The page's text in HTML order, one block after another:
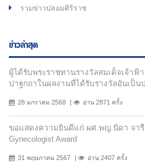
รวมข่าวปลอมศิริราช
ข่าวล่าสุด
ผู้ได้รับพระราชทานรางวัลสมเด็จเจ้า
ปาฐกถาในผลงานที่ได้รับรางวัลอันเป็
28 มกราคม 2568 อ่าน 2871 ครั้ง
ขอแสดงความยินดีแก่ ผศ.พญ.นิดา จารี
Gynecologist Award
31 พฤษภาคม 2567 อ่าน 2407 ครั้ง